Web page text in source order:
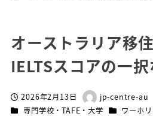
オーストラリア移
IELTSスコアの一択
投稿日2026年2月13日
著
者
jp-centre-au
カテゴリー
専門学校・TAFE・大学 カテゴリー
ワーホ